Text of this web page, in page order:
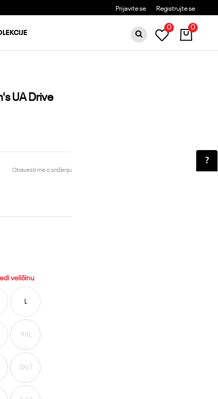
BESPLATNA DOSTAVA ZA PORUDŽBINE PREKO 6000RSD
Prijavite se Registrujte se
0
0
UA Drive
Obavesti me o sniženju
veličinu
L
4XL
3XLT